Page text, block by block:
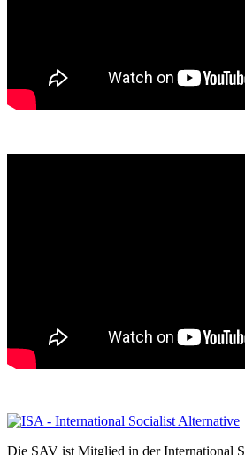
Die SAV ist Mitglied in der International